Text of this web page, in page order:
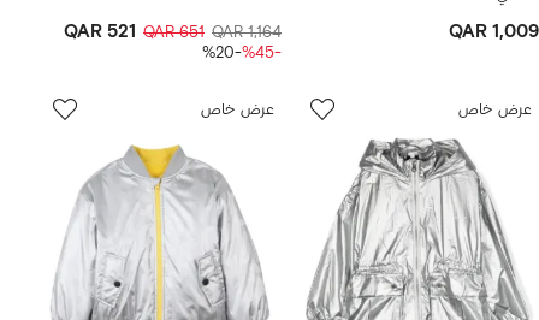
QAR 1,009
QAR 1,164
QAR 651
QAR 521
-%45
-%20
عرض خاص عرض خاص